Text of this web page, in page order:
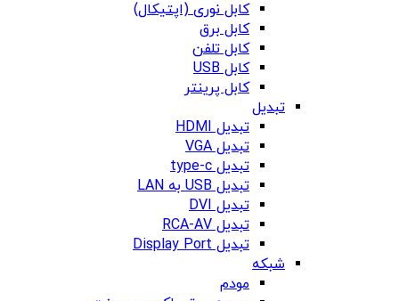
کابل نوری (اپتیکال)
کابل برق
کابل تلفن
کابل USB
کابل پرینتر
تبدیل
تبدیل HDMI
تبدیل VGA
تبدیل type-c
تبدیل USB به LAN
تبدیل DVI
تبدیل RCA-AV
تبدیل Display Port
شبکه
مودم